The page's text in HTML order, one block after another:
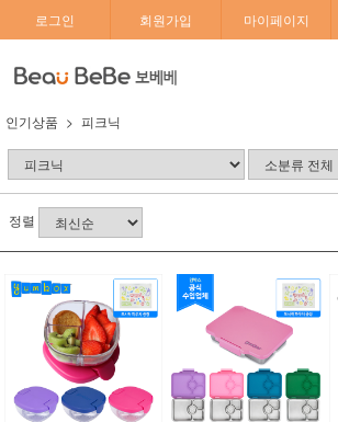
로그인 회원가입 마이페이지
인기상품 피크닉
정렬